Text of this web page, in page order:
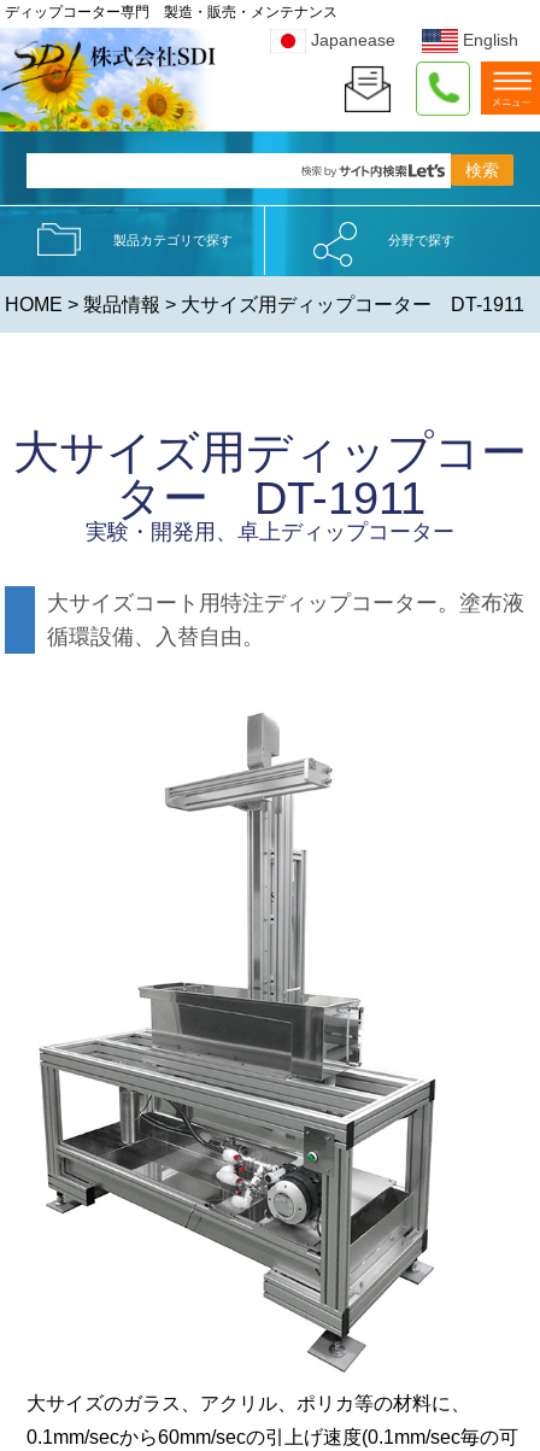
ディップコーター専門 製造・販売・メンテナンス
Japanease English
製品カテゴリで探す 分野で探す
HOME >製品情報 > 大サイズ用ディップコーター DT-1911
大サイズ用ディップコー
ター DT-1911
実験・開発用、卓上ディップコーター
大サイズコート用特注ディップコーター。塗布液
循環設備、入替自由。
大サイズのガラス、アクリル、ポリカ等の材料に、
0.1mm/secから60mm/secの引上げ速度(0.1mm/sec毎の可